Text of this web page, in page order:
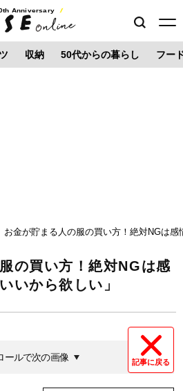
Anniversary
収納 50代からの暮らし フー
お金が貯まる人の服の買い方！絶対NGは
の買い方！絶対NGは感
いから欲しい」
記事に戻る
ールで次の画像